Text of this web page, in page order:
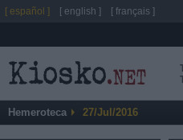
Hemeroteca 27/Jul/2016
[ español ] [ english ] [ français ]